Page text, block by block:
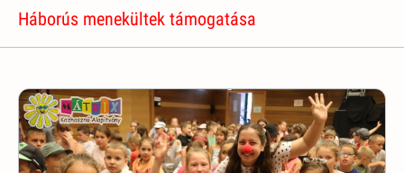
Háborús menekültek támogatása